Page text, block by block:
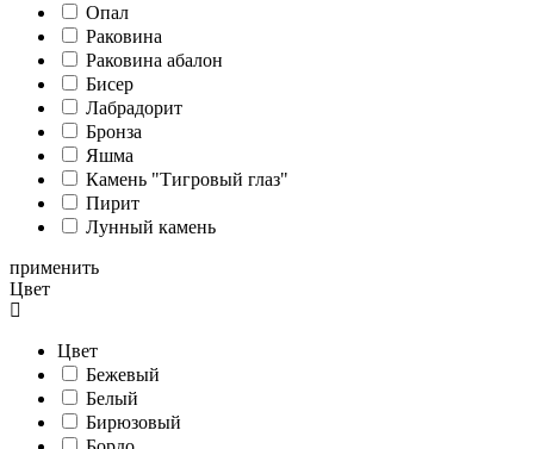
Опал
Раковина
Раковина абалон
Бисер
Лабрадорит
Бронза
Яшма
Камень "Тигровый глаз"
Пирит
Лунный камень
применить
Цвет
Цвет
Бежевый
Белый
Бирюзовый